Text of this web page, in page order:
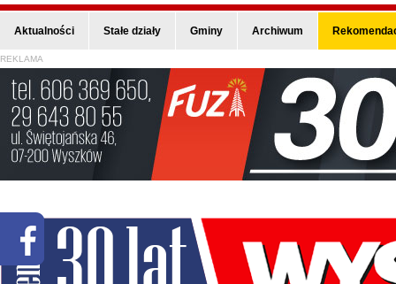
Aktualności Stałe działy Gminy Archiwum
REKLAMA